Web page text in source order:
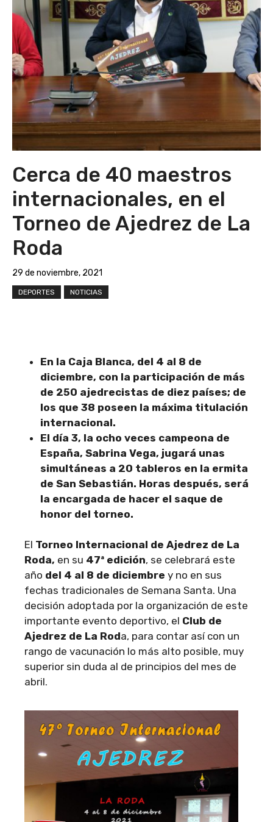
Cerca de 40 maestros
internacionales, en el
Torneo de Ajedrez de La
Roda
29 de noviembre, 2021
DEPORTES NOTICIAS
En la Caja Blanca, del 4 al 8 de
diciembre, con la participación de más
de 250 ajedrecistas de diez países; de
los que 38 poseen la máxima titulación
internacional.
El día 3, la ocho veces campeona de
España, Sabrina Vega, jugará unas
simultáneas a 20 tableros en la ermita
de San Sebastián. Horas después, será
la encargada de hacer el saque de
honor del torneo.
El Torneo Internacional de Ajedrez de La
Roda, en su 47ª edición, se celebrará este
año del 4 al 8 de diciembre y no en sus
fechas tradicionales de Semana Santa. Una
decisión adoptada por la organización de este
importante evento deportivo, el Club de
Ajedrez de La Roda, para contar así con un
rango de vacunación lo más alto posible, muy
superior sin duda al de principios del mes de
abril.